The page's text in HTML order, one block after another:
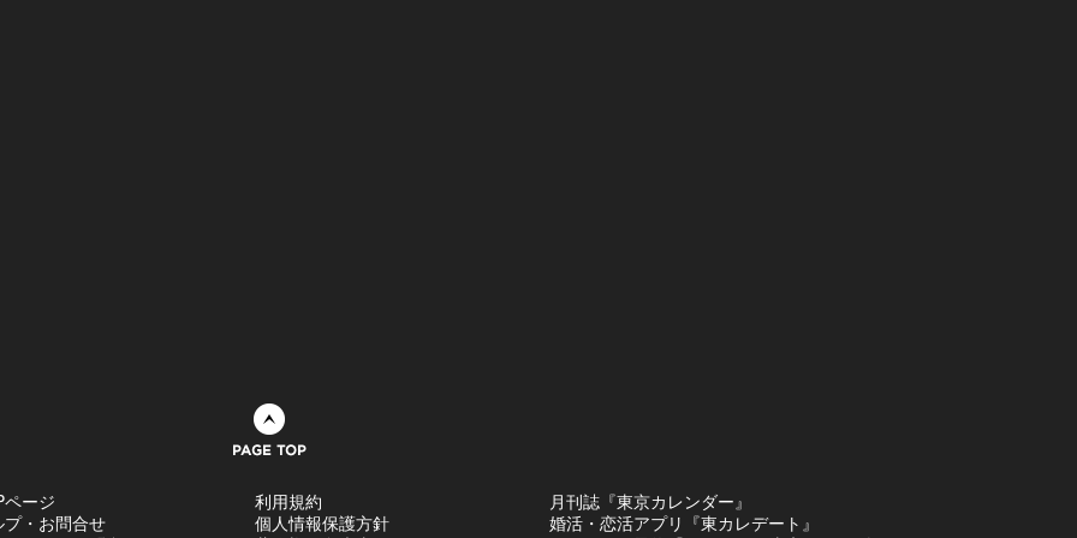
ページ
プ・お問合せ
利用規約
個人情報保護方針
月刊誌『東京カレンダー』
婚活・恋活アプリ『東カレデート』